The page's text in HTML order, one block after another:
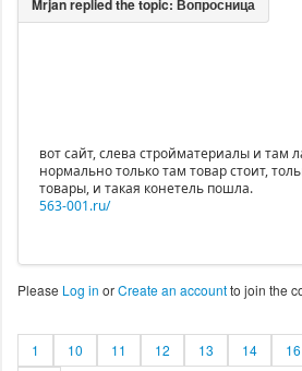
вот сайт, слева стройматериалы и там
нормально только там товар стоит,
товары, и такая конетель пошла.
563-001.ru/
Please Log in orCreate an accountto join the
1 10 11 12 13 14 16